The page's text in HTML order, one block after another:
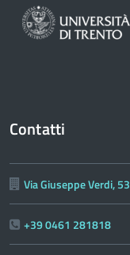
Contatti
Via Giuseppe Verdi, 53
+39 0461 281818